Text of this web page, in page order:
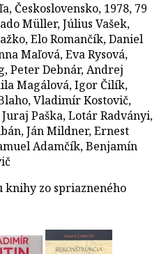
Československo, 1978, 79
Müller, Július Vašek,
Elo Romančík, Daniel
Maľová, Eva Rysová,
Peter Debnár, Andrej
Magálová, Igor Čilík,
Vladimír Kostovič,
Paška, Lotár Radványi,
Ján Mildner, Ernest
Adamčík, Benjamín
knihy zo spriazneného